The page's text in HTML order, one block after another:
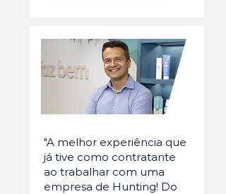
"A melhor experiência que
já tive como contratante
ao trabalhar com uma
empresa de Hunting! Do